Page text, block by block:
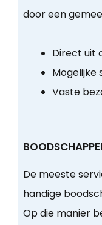
door een
Direct uit
Mogelijke
Vaste
De meeste
handige
Op die manier